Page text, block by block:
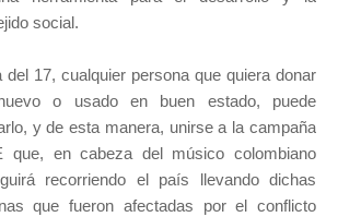
social.
del 17, cualquier persona que quiera donar
o usado en buen estado, puede
y de esta manera, unirse a la campaña
que, en cabeza del músico colombiano
recorriendo el país llevando dichas
que fueron afectadas por el conflicto